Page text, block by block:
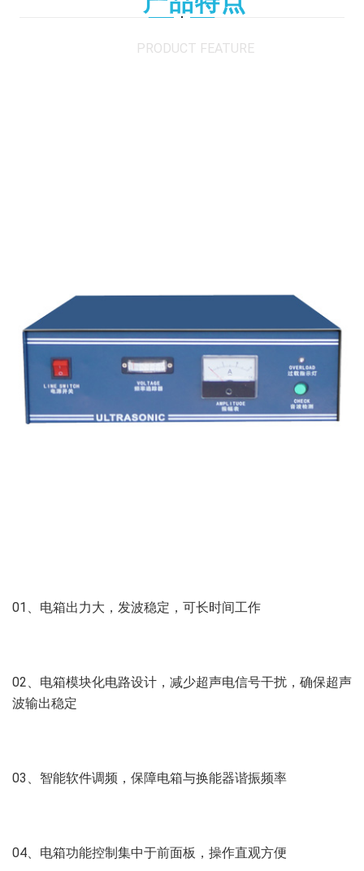
PRODUCT FEATURE
01、电箱出力大，发波稳定，可长时间工作
02、电箱模块化电路设计，减少超声电信号干扰，确保超声
波输出稳定
03、智能软件调频，保障电箱与换能器谐振频率
04、电箱功能控制集中于前面板，操作直观方便